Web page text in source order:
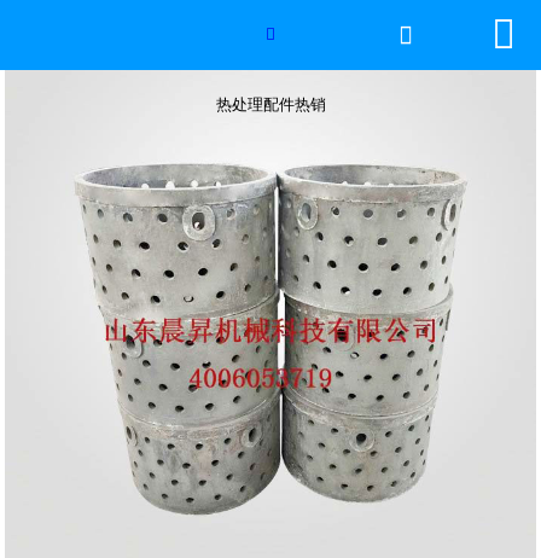
网站首页
服务优势
新闻资讯
工程案例
厂容厂景
荣誉资质

热处理配件热销
 